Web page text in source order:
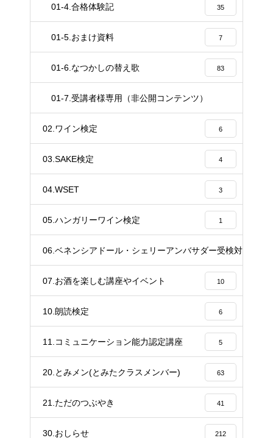
01-4.合格体験記 35
01-5.おまけ資料 7
01-6.なつかしの替え歌 83
01-7.受講者様専用（非公開コンテンツ）
02.ワイン検定 6
03.SAKE検定 4
04.WSET 3
05.ハンガリーワイン検定 1
06.ベネンシアドール・シェリーアンバサダー受検対策講座
07.お酒を楽しむ講座やイベント 10
10.朗読検定 6
11.コミュニケーション能力認定講座 5
20.とみメン(とみたクラスメンバー) 63
21.ただのつぶやき 41
30.おしらせ 212